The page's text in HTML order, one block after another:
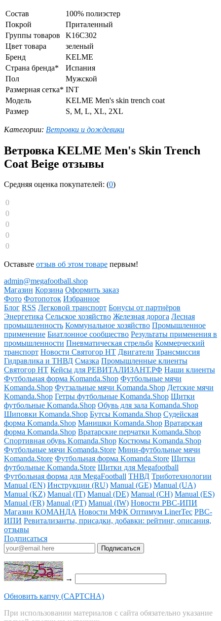
Состав
100% полиэстер
Покрой
Приталенный
Группы товаров
K16C302
Цвет товара
зеленый
Бренд
KELME
Страна бренда*
Испания
Пол
Мужской
Размерная сетка* INT
Модель
KELME Men's skin trench coat
Размер
S, M, L, XL, 2XL
Категории: Ветровки и дождевики
Ветровка KELME Men's Skin Trench
Coat Beige отзывы
Средняя оценка покупателей: (0)
0
0
0
0
0
Оставьте отзыв об этом товаре первым!
admin@megafootball.shop
Магазин Корзина Оформить заказ
Фото Фотопоток Избранное
Блог RSS Легковой транспорт Бонусы от партнёров
Энергетика Сельское хозяйство Железная дорога Лесная
промышленность Коммунальное хозяйство Промышленное
применение Биатлонное сообщество Результаты применения в
промышленности Пневматическая стрельба Коммерческий
транспорт Новости Святогор НТ Двигатели Трансмиссия
Гидравлика и ТНВД Смазка Промышленные клиенты
Святогор НТ Кейсы для РЕВИТАЛИЗАНТ.РФ Наши клиенты
Футбольная форма Komanda.Shop Футбольные мячи
Komanda.Shop Футзальные мячи Komanda.Shop Детские мячи
Komanda.Shop Гетры футбольные Komanda.Shop Щитки
футбольные Komanda.Shop Обувь для зала Komanda.Shop
Шиповки Komanda.Shop Бутсы Komanda.Shop Судейская
форма Komanda.Shop Манишки Komanda.Shop Вратарская
форма Komanda.Shop Вратарские перчатки Komanda.Shop
Спортивная обувь Komanda.Shop Костюмы Komanda.Shop
Футбольные мячи Komanda.Store Мини-футбольные мячи
Komanda.Store Футбольная форма Komanda.Store Щитки
футбольные Komanda.Store Щитки для Megafootball
Футбольная форма для MegaFootball ТНВД Триботехнологии
Manual (EN) Инструкции (RU) Manual (GE) Manual (UA)
Manual (KZ) Manual (IT) Manual (DE) Manual (CH) Manual (ES)
Manual (FR) Manual (PT) Manual (IW) Новости РВС-ИПИ
Магазин КОМАНДА Новости МФК Оптимум LinerTec РВС-
ИПИ Ревитализанты, присадки, добавки: рейтинг, описания,
отзывы
Подписаться
→
Обновить капчу (CAPTCHA)
При использовании материалов с сайта обязательно указание